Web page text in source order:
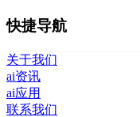
快捷导航
关于我们
ai资讯
ai应用
联系我们